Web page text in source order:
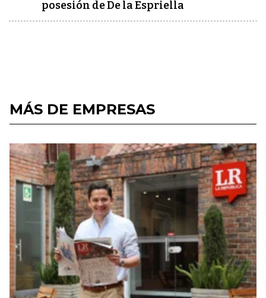
posesión de De la Espriella
MÁS DE EMPRESAS